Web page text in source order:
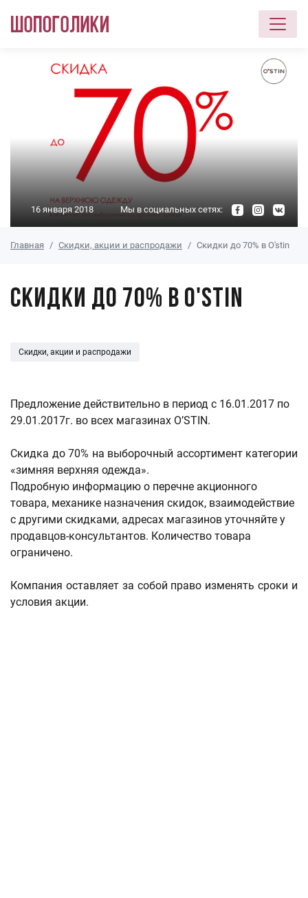
16 января 2018 Мы в социальных сетях:
Главная Скидки, акции и распродажи Скидки до 70% в O'stin
Скидки до 70% в O'stin
Скидки, акции и распродажи
Предложение действительно в период с 16.01.2017 по
29.01.2017г. во всех магазинах O’STIN.
Скидка до 70% на выборочный ассортимент категории
«зимняя верхняя одежда».
Подробную информацию о перечне акционного
товара, механике назначения скидок, взаимодействие
с другими скидками, адресах магазинов уточняйте у
продавцов-консультантов. Количество товара
ограничено.
Компания оставляет за собой право изменять сроки и
условия акции.